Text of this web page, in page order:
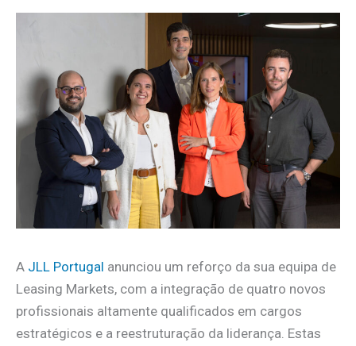
A JLL Portugal anunciou um reforço da sua equipa de
Leasing Markets, com a integração de quatro novos
profissionais altamente qualificados em cargos
estratégicos e a reestruturação da liderança. Estas